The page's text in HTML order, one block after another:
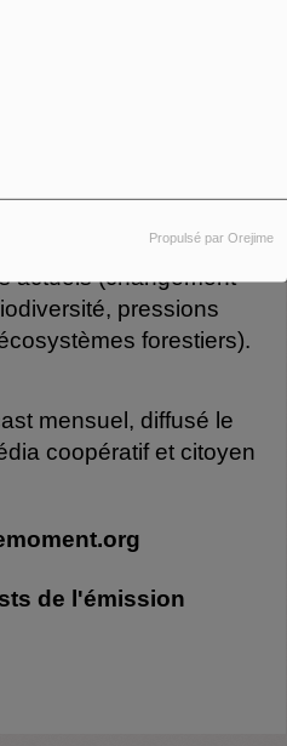
Propulsé par Orejime
IMAGINÉE ET ANIMÉE PAR
LE MÉDIA LE ZÉPHYR
et repenser la gestion
actuels (changement
pressions
forestiers).
mensuel, diffusé le
coopératif et citoyen
de l'émission